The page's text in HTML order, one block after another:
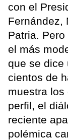
con el
Fernández,
Patria.
el más
que se dice
cientos de
muestra los
perfil, el
reciente
polémica